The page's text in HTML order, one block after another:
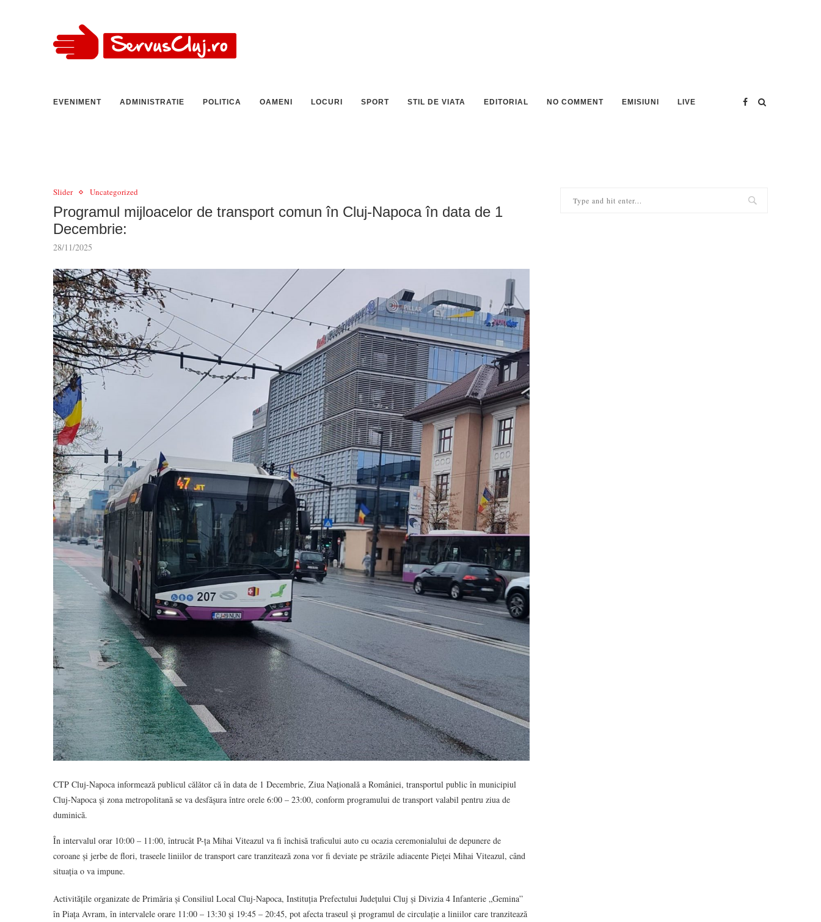
EVENIMENT ADMINISTRATIE POLITICA OAMENI LOCURI SPORT STIL DE VIATA EDITORIAL NO COMMENT EMISIUNI LIVE
Slider Uncategorized
Programul mijloacelor de transport comun în Cluj-Napoca în data de 1
Decembrie:
28/11/2025
CTP Cluj-Napoca informează publicul călător că în data de 1 Decembrie, Ziua Națională a României, transportul public în municipiul
Cluj-Napoca și zona metropolitană se va desfășura între orele 6:00 – 23:00, conform programului de transport valabil pentru ziua de
duminică.
În intervalul orar 10:00 – 11:00, întrucât P-ța Mihai Viteazul va fi închisă traficului auto cu ocazia ceremonialului de depunere de
coroane și jerbe de flori, traseele liniilor de transport care tranzitează zona vor fi deviate pe străzile adiacente Pieței Mihai Viteazul, când
situația o va impune.
Activitățile organizate de Primăria și Consiliul Local Cluj-Napoca, Instituția Prefectului Județului Cluj și Divizia 4 Infanterie „Gemina”
în Piața Avram, în intervalele orare 11:00 – 13:30 și 19:45 – 20:45, pot afecta traseul și programul de circulație a liniilor care tranzitează